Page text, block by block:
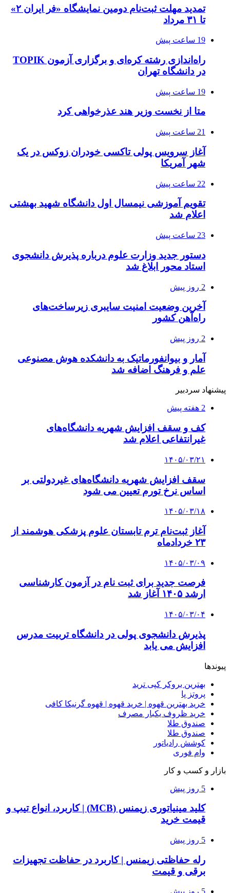
تمدید مهلت ثبت‌نام دومین نمایشگاه «فر ایران ۲»
تا ۳۱ مرداد
19 ساعت پیش
راه‌اندازی رشته کره‌ای و برگزاری آزمون TOPIK
در دانشگاه تهران
19 ساعت پیش
متا از نخست وزیر هند عذرخواهی کرد
21 ساعت پیش
آغاز سرویس پولی تاکسی خودران زوکس در یک
شهر آمریکا
22 ساعت پیش
تقویم آموزشی نیمسال اول دانشگاه شهید بهشتی
اعلام شد
23 ساعت پیش
دستور جدید وزارت علوم درباره پذیرش دانشجوی
استاد محور ابلاغ شد
2 روز پیش
آخرین وضعیت امنیت سایبری زیرساخت‌های
راه‌آهن کشور
2 روز پیش
آمار و بیوانفورماتیک به دانشکده هوش مصنوعی
علم و فرهنگ اضافه شد
پیشنهاد سردبیر
2 هفته پیش
کف و سقف افزایش شهریه دانشگاه‌های
غیرانتفاعی اعلام شد
۱۴۰۵/۰۳/۲۱
سقف افزایش شهریه دانشگاه‌های غیردولتی بر
اساس نرخ تورم تعیین می شود
۱۴۰۵/۰۳/۱۸
آغاز ثبت‌نام ترم تابستان علوم پزشکی هوشمند از
۲۳ خردادماه
۱۴۰۵/۰۳/۰۹
فرصت جدید برای ثبت نام در آزمون کارشناسی
ارشد ۱۴۰۵ آغاز شد
۱۴۰۵/۰۳/۰۴
پذیرش دانشجوی پولی در دانشگاه تربیت مدرس
افزایش می یابد
پیوندها
بهترین بروکر کپی ترید
پروتز پا
خرید بهترین قهوه | خرید قهوه | قهوه گرنیکا کافی
خرید ظروف یکبار مصرف
صندوق طلا
صندوق طلا
کوشش رادیاتور
وام فوری
بازار و کسب و کار
5 روز پیش
کلید مینیاتوری زیمنس (MCB) | کاربرد، انواع تیپ و
قیمت خرید
5 روز پیش
رله حفاظتی زیمنس | کاربرد در حفاظت تجهیزات
برقی و قیمت